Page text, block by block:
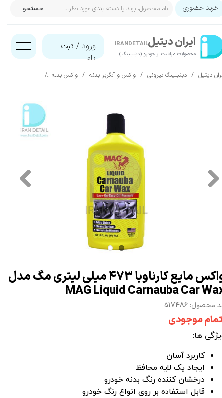
ایران‌ دیتیل
محصولات مراقبت از خودرو (دیتیلینگ)​​​​​​​
IRANDETAIL ورود / ثبت
نام
حساب کاربری من
تغییر گذر واژه
جستجو خرید حضوری
دیتیل دیتیلینگ بیرونی واکس و آبگریز بدنه واکس بدنه
واکس مایع کارناوبا 473 میلی لیتری مگ مدل
MAG Liquid Carnauba Car
محصول: 517486
موجودی
ها:
کاربرد آسان
ایجاد یک لایه محافظ
درخشان کننده رنگ بدنه خودرو
قابل استفاده بر روی انواع رنگ خودرو